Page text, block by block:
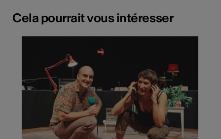
Cela pourrait vous intéresser